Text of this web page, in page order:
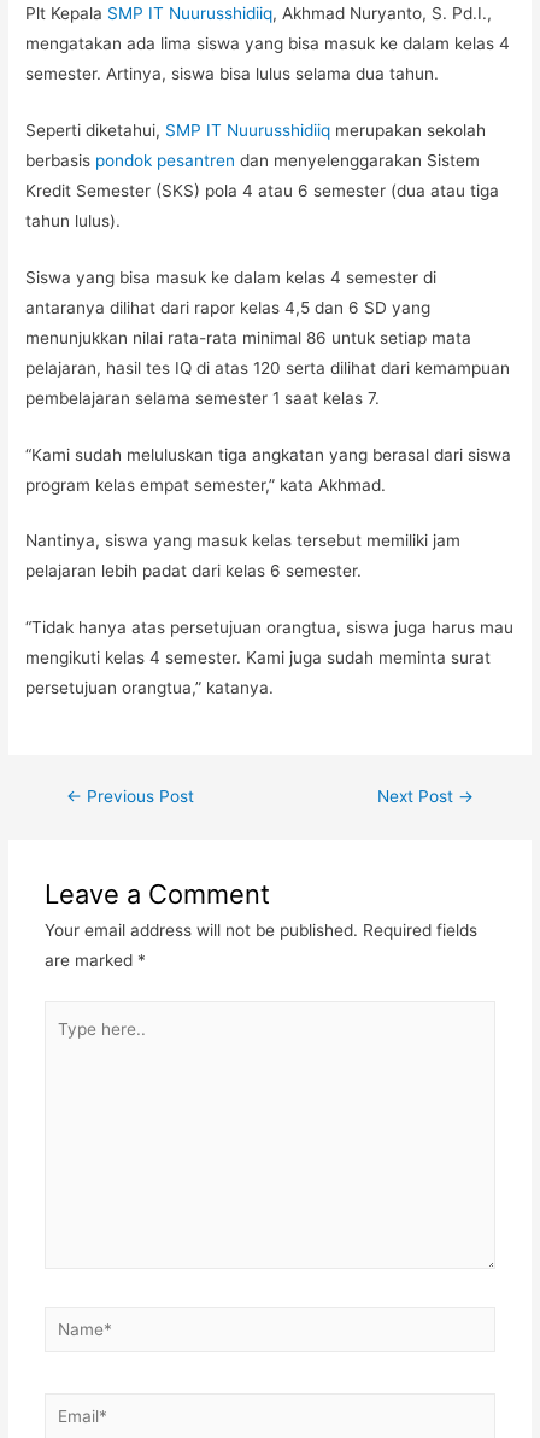
Plt Kepala SMP IT Nuurusshidiiq, Akhmad Nuryanto, S. Pd.I.,
mengatakan ada lima siswa yang bisa masuk ke dalam kelas 4
semester. Artinya, siswa bisa lulus selama dua tahun.
Seperti diketahui, SMP IT Nuurusshidiiq merupakan sekolah
berbasis pondok pesantren dan menyelenggarakan Sistem
Kredit Semester (SKS) pola 4 atau 6 semester (dua atau tiga
tahun lulus).
Siswa yang bisa masuk ke dalam kelas 4 semester di
antaranya dilihat dari rapor kelas 4,5 dan 6 SD yang
menunjukkan nilai rata-rata minimal 86 untuk setiap mata
pelajaran, hasil tes IQ di atas 120 serta dilihat dari kemampuan
pembelajaran selama semester 1 saat kelas 7.
“Kami sudah meluluskan tiga angkatan yang berasal dari siswa
program kelas empat semester,” kata Akhmad.
Nantinya, siswa yang masuk kelas tersebut memiliki jam
pelajaran lebih padat dari kelas 6 semester.
“Tidak hanya atas persetujuan orangtua, siswa juga harus mau
mengikuti kelas 4 semester. Kami juga sudah meminta surat
persetujuan orangtua,” katanya.
Post
← Previous Post Next Post →
Leave a Comment
Your email address will not be published. Required fields
are marked *
here..
Name*
Email*